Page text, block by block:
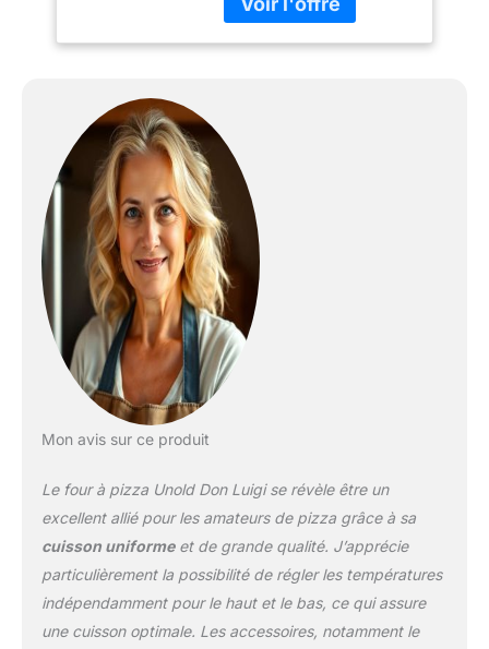
Mon avis sur ce produit
Le four à pizza Unold Don Luigi se révèle être un
excellent allié pour les amateurs de pizza grâce à sa
cuisson uniformeet de grande qualité. J’apprécie
particulièrement la possibilité de régler les températures
indépendamment pour le haut et le bas, ce qui assure
une cuisson optimale. Les accessoires, notamment le